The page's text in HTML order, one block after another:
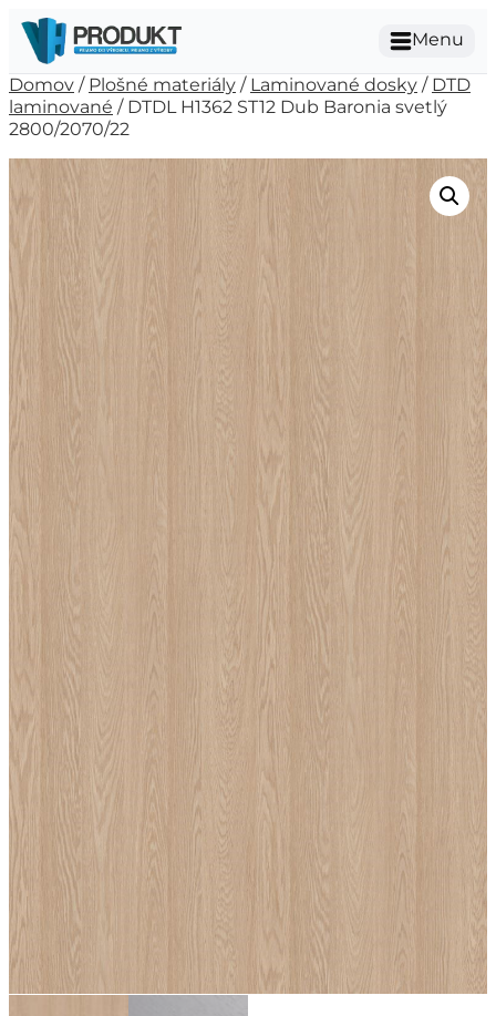
Menu
Domov / Plošné materiály / Laminované dosky / DTD
laminované / DTDL H1362 ST12 Dub Baronia svetlý
2800/2070/22